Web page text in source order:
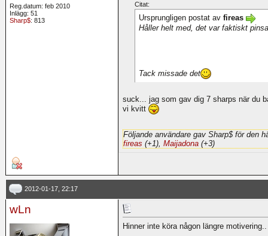
Reg.datum: feb 2010
Inlägg: 51
Sharp$: 813
Citat:
Ursprungligen postat av fireas
Håller helt med, det var faktiskt
Tack missade det
suck... jag som gav dig 7 sharps när du
vi kvitt
Följande användare gav Sharp$ för den
fireas (+1), Maijadona (+3)
2012-01-17, 22:17
wLn
Hinner inte köra någon längre